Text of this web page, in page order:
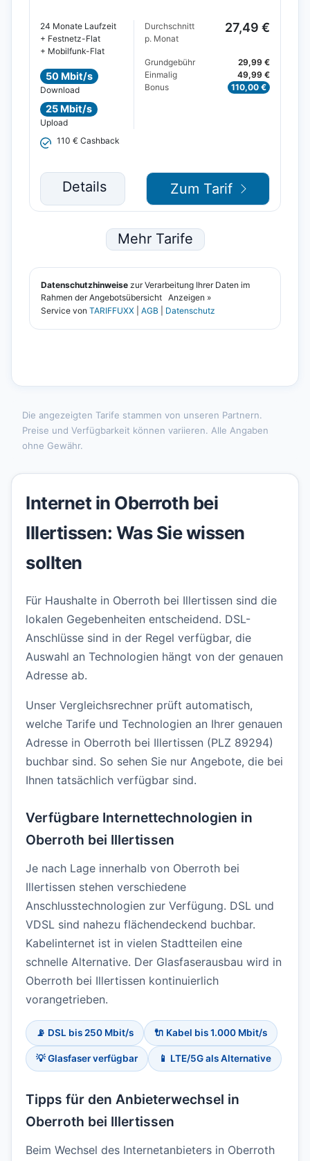
Die angezeigten Tarife stammen von unseren Partnern.
Preise und Verfügbarkeit können variieren. Alle Angaben
ohne Gewähr.
Internet in Oberroth bei
Illertissen: Was Sie wissen
sollten
Für Haushalte in Oberroth bei Illertissen sind die
lokalen Gegebenheiten entscheidend. DSL-
Anschlüsse sind in der Regel verfügbar, die
Auswahl an Technologien hängt von der genauen
Adresse ab.
Unser Vergleichsrechner prüft automatisch,
welche Tarife und Technologien an Ihrer genauen
Adresse in Oberroth bei Illertissen (PLZ 89294)
buchbar sind. So sehen Sie nur Angebote, die bei
Ihnen tatsächlich verfügbar sind.
Verfügbare Internettechnologien in
Oberroth bei Illertissen
Je nach Lage innerhalb von Oberroth bei
Illertissen stehen verschiedene
Anschlusstechnologien zur Verfügung. DSL und
VDSL sind nahezu flächendeckend buchbar.
Kabelinternet ist in vielen Stadtteilen eine
schnelle Alternative. Der Glasfaserausbau wird in
Oberroth bei Illertissen kontinuierlich
vorangetrieben.
📡 DSL bis 250 Mbit/s 🔌 Kabel bis 1.000 Mbit/s
💡 Glasfaser verfügbar 📱 LTE/5G als Alternative
Tipps für den Anbieterwechsel in
Oberroth bei Illertissen
Beim Wechsel des Internetanbieters in Oberroth